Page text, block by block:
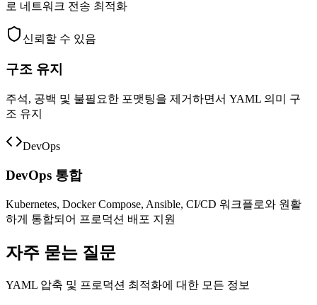
로 네트워크 전송 최적화
신뢰할 수 있음
구조 유지
주석, 공백 및 불필요한 포맷팅을 제거하면서 YAML 의미 구
조 유지
DevOps
DevOps 통합
Kubernetes, Docker Compose, Ansible, CI/CD 워크플로와 원활
하게 통합되어 프로덕션 배포 지원
자주 묻는 질문
YAML 압축 및 프로덕션 최적화에 대한 모든 정보